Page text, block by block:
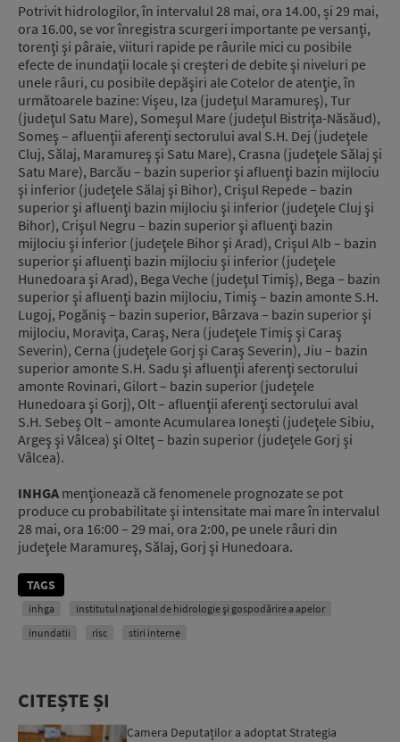
Potrivit hidrologilor, în intervalul 28 mai, ora 14.00, și 29 mai,
ora 16.00, se vor înregistra scurgeri importante pe versanţi,
torenţi şi pâraie, viituri rapide pe râurile mici cu posibile
efecte de inundaţii locale şi creşteri de debite şi niveluri pe
unele râuri, cu posibile depăşiri ale Cotelor de atenţie, în
următoarele bazine: Vişeu, Iza (judeţul Maramureş), Tur
(judeţul Satu Mare), Someşul Mare (judeţul Bistriţa-Năsăud),
Someş – afluenţii aferenţi sectorului aval S.H. Dej (judeţele
Cluj, Sălaj, Maramureş şi Satu Mare), Crasna (judeţele Sălaj şi
Satu Mare), Barcău – bazin superior şi afluenţi bazin mijlociu
şi inferior (judeţele Sălaj şi Bihor), Crişul Repede – bazin
superior şi afluenţi bazin mijlociu şi inferior (judeţele Cluj şi
Bihor), Crişul Negru – bazin superior şi afluenţi bazin
mijlociu şi inferior (judeţele Bihor şi Arad), Crişul Alb – bazin
superior şi afluenţi bazin mijlociu şi inferior (judeţele
Hunedoara şi Arad), Bega Veche (judeţul Timiş), Bega – bazin
superior şi afluenţi bazin mijlociu, Timiş – bazin amonte S.H.
Lugoj, Pogăniş – bazin superior, Bârzava – bazin superior şi
mijlociu, Moraviţa, Caraş, Nera (judeţele Timiş şi Caraş
Severin), Cerna (judeţele Gorj şi Caraş Severin), Jiu – bazin
superior amonte S.H. Sadu şi afluenţii aferenţi sectorului
amonte Rovinari, Gilort – bazin superior (judeţele
Hunedoara şi Gorj), Olt – afluenţii aferenţi sectorului aval
S.H. Sebeş Olt – amonte Acumularea Ioneşti (judeţele Sibiu,
Argeş şi Vâlcea) şi Olteţ – bazin superior (judeţele Gorj şi
Vâlcea).
INHGA menţionează că fenomenele prognozate se pot
produce cu probabilitate şi intensitate mai mare în intervalul
28 mai, ora 16:00 – 29 mai, ora 2:00, pe unele râuri din
judeţele Maramureş, Sălaj, Gorj şi Hunedoara.
TAGS
inhga
institutul naţional de hidrologie şi gospodărire a apelor
inundatii
risc stiri interne
CITEȘTE ȘI
Camera Deputaților a adoptat Strategia